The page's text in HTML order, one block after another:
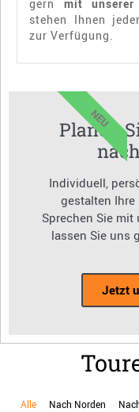
gern mit
stehen Ihnen
zur Verfügung.
Planen
Individuell,
gestalten Ihre
Sprechen Sie
lassen Sie uns
Jetzt
NEU
Alle Nach Norden